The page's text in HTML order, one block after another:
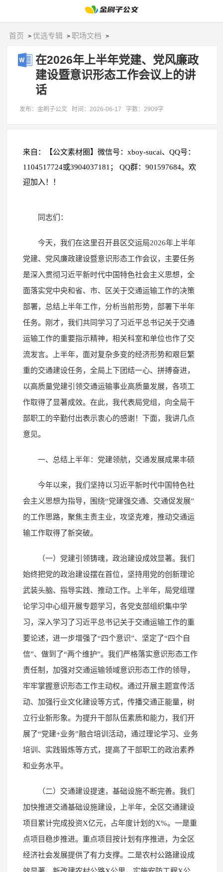
首页 >优选专辑 >职场文档 >
在2026年上半年党建、党风廉政
建设暨意识形态工作会议上的讲
话
发布：金刷子公文 时间：2026-06-17 字数：2909字
来自：【公文素材圈】微信号：xboy-sucai、QQ号：
1104517724或3904037181； QQ群：901597684。欢
迎加入！！
同志们：
今天，我们在这里召开县区交运局2026年上半年
党建、党风廉政建设暨意识形态工作会议，主要任务
是深入贯彻习近平新时代中国特色社会主义思想，全
面落实党中央和省、市、区关于交通运输工作的决策
部署，总结上半年工作，分析当前形势，部署下半年
任务。刚才，我们共同学习了习近平总书记关于交通
运输工作的重要指示精神，相关科室和单位也作了交
流发言。上半年，面对复杂多变的经济形势和艰巨繁
重的交通建设任务，全局上下团结一心、拼搏奋进，
以高质量党建引领交通运输事业高质量发展，各项工
作取得了显著成效。在此，我代表局党组，向全局干
部职工的辛勤付出表示衷心的感谢！下面，我讲几点
意见。
一、总结上半年：党建领航，交通发展成果丰硕
今年以来，我们坚持以习近平新时代中国特色社
会主义思想为指导，围绕“党建强交通、交通促发展”
的工作思路，聚焦主责主业，攻坚克难，推动交通运
输工作取得了新突破。
（一）党建引领铸魂，政治建设成效显著。我们
始终把党的政治建设摆在首位，坚持用党的创新理论
武装头脑、指导实践、推动工作。上半年，局党组理
论学习中心组开展专题学习，各党支部组织集中学
习，深入学习了习近平总书记关于交通运输工作的重
要论述，进一步增强了“四个意识”、坚定了“四个自
信”、做到了“两个维护”。我们严格落实意识形态工作
责任制，加强对交通运输领域意识形态工作的领导，
牢牢掌握意识形态工作主动权。通过开展主题宣传活
动、加强行业文化建设等方式，传播交通正能量，树
立行业新形象。为提升干部队伍素质和能力，我们开
展了“党建+业务”融合培训活动，通过理论学习、业务
培训、实践锻炼等方式，提高了干部职工的政治素养
和业务水平。
（二）交通建设提速，基础设施不断完善。我们
加快推进交通基础设施建设，上半年，全区交通建设
项目累计完成投资X亿元，占年度计划的X%。一是重
点项目稳步推进。重点项目按计划有序推进，为全区
经济社会发展提供了有力支撑。二是农村公路建设成